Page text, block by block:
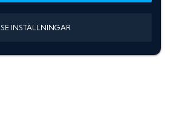
SE INSTÄLLNINGAR